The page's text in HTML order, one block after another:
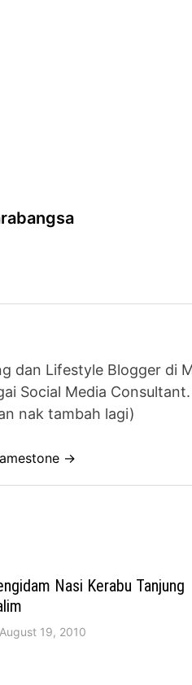
dan Lifestyle Blogger di
Social Media
nak tambah lagi)
→
Nasi Kerabu Tanjung
August 19, 2010